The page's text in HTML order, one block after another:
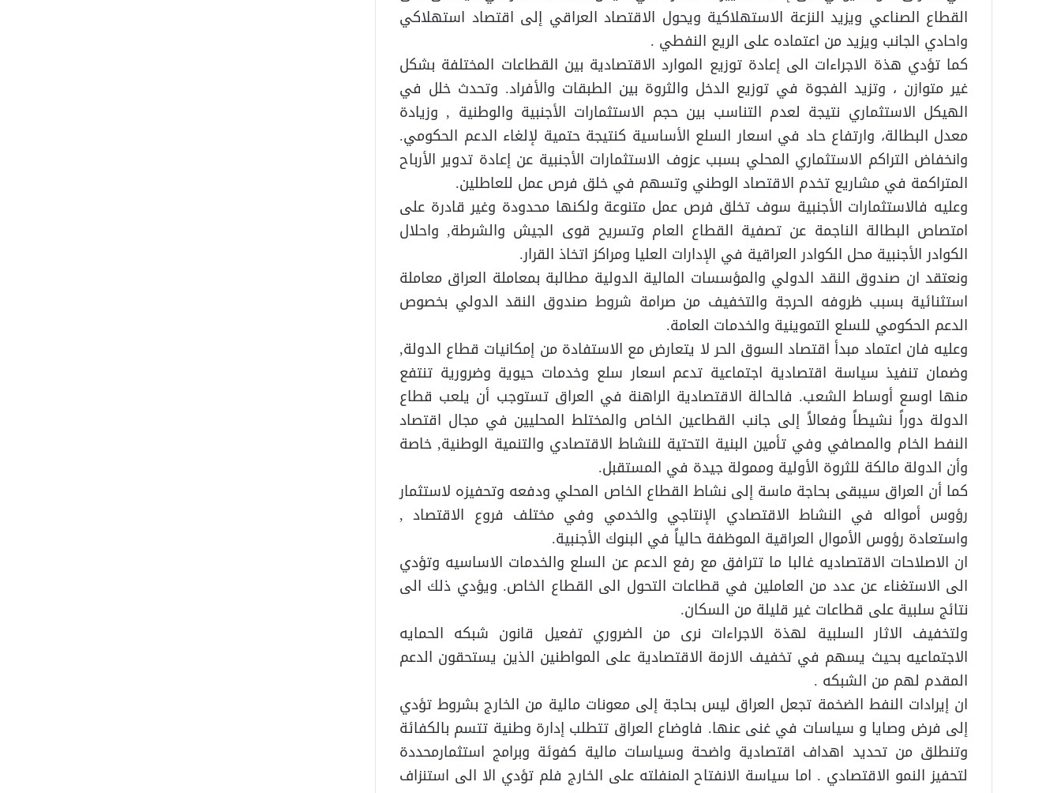
القطاع الصناعي ويزيد النزعة الاستهلاكية ويحول الاقتصاد العراقي إلى اقتصاد استهلاكي
واحادي الجانب ويزيد من اعتماده على الريع النفطي .
كما تؤدي هذة الاجراءات الى إعادة توزيع الموارد الاقتصادية بين القطاعات المختلفة بشكل
غير متوازن ، وتزيد الفجوة في توزيع الدخل والثروة بين الطبقات والأفراد. وتحدث خلل في
الهيكل الاستثماري نتيجة لعدم التناسب بين حجم الاستثمارات الأجنبية والوطنية , وزيادة
معدل البطالة، وارتفاع حاد في اسعار السلع الأساسية كنتيجة حتمية لإلغاء الدعم الحكومي.
وانخفاض التراكم الاستثماري المحلي بسبب عزوف الاستثمارات الأجنبية عن إعادة تدوير الأرباح
المتراكمة في مشاريع تخدم الاقتصاد الوطني وتسهم في خلق فرص عمل للعاطلين.
وعليه فالاستثمارات الأجنبية سوف تخلق فرص عمل متنوعة ولكنها محدودة وغير قادرة على
امتصاص البطالة الناجمة عن تصفية القطاع العام وتسريح قوى الجيش والشرطة, واحلال
الكوادر الأجنبية محل الكوادر العراقية في الإدارات العليا ومراكز اتخاذ القرار.
ونعتقد ان صندوق النقد الدولي والمؤسسات المالية الدولية مطالبة بمعاملة العراق معاملة
استثنائية بسبب ظروفه الحرجة والتخفيف من صرامة شروط صندوق النقد الدولي بخصوص
الدعم الحكومي للسلع التموينية والخدمات العامة.
وعليه فان اعتماد مبدأ اقتصاد السوق الحر لا يتعارض مع الاستفادة من إمكانيات قطاع الدولة,
وضمان تنفيذ سياسة اقتصادية اجتماعية تدعم اسعار سلع وخدمات حيوية وضرورية تنتفع
منها اوسع أوساط الشعب. فالحالة الاقتصادية الراهنة في العراق تستوجب أن يلعب قطاع
الدولة دوراً نشيطاً وفعالاً إلى جانب القطاعين الخاص والمختلط المحليين في مجال اقتصاد
النفط الخام والمصافي وفي تأمين البنية التحتية للنشاط الاقتصادي والتنمية الوطنية, خاصة
وأن الدولة مالكة للثروة الأولية وممولة جيدة في المستقبل.
كما أن العراق سيبقى بحاجة ماسة إلى نشاط القطاع الخاص المحلي ودفعه وتحفيزه لاستثمار
رؤوس أمواله في النشاط الاقتصادي الإنتاجي والخدمي وفي مختلف فروع الاقتصاد ,
واستعادة رؤوس الأموال العراقية الموظفة حالياً في البنوك الأجنبية.
ان الاصلاحات الاقتصاديه غالبا ما تترافق مع رفع الدعم عن السلع والخدمات الاساسيه وتؤدي
الى الاستغناء عن عدد من العاملين في قطاعات التحول الى القطاع الخاص. ويؤدي ذلك الى
نتائج سلبية على قطاعات غير قليلة من السكان.
ولتخفيف الاثار السلبية لهذة الاجراءات نرى من الضروري تفعيل قانون شبكه الحمايه
الاجتماعيه بحيث يسهم في تخفيف الازمة الاقتصادية على المواطنين الذين يستحقون الدعم
المقدم لهم من الشبكه .
ان إيرادات النفط الضخمة تجعل العراق ليس بحاجة إلى معونات مالية من الخارج بشروط تؤدي
إلى فرض وصايا و سياسات في غنى عنها. فاوضاع العراق تتطلب إدارة وطنية تتسم بالكفائة
وتنطلق من تحديد اهداف اقتصادية واضحة وسياسات مالية كفوئة وبرامج استثمارمحددة
لتحفيز النمو الاقتصادي . اما سياسة الانفتاح المنفلته على الخارج فلم تؤدي الا الى استنزاف